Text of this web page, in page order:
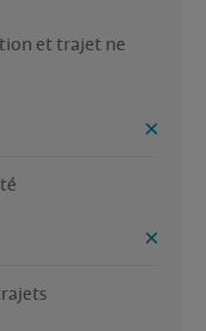
et trajet ne